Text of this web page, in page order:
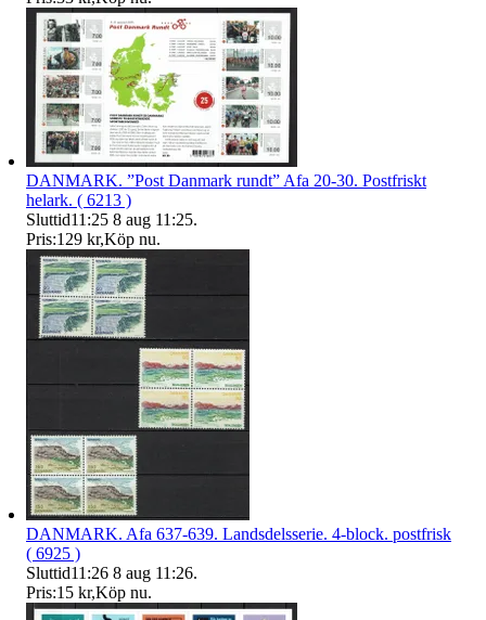
DANMARK. ”Post Danmark rundt” Afa 20-30. Postfriskt
helark. ( 6213 )
Sluttid11:25 8 aug 11:25.
Pris:129 kr,Köp nu.
DANMARK. Afa 637-639. Landsdelsserie. 4-block. postfrisk
( 6925 )
Sluttid11:26 8 aug 11:26.
Pris:15 kr,Köp nu.